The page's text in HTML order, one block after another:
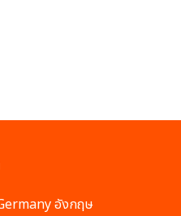
อังกฤษ